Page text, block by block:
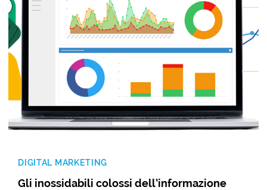
DIGITAL MARKETING
Gli inossidabili colossi dell’informazione